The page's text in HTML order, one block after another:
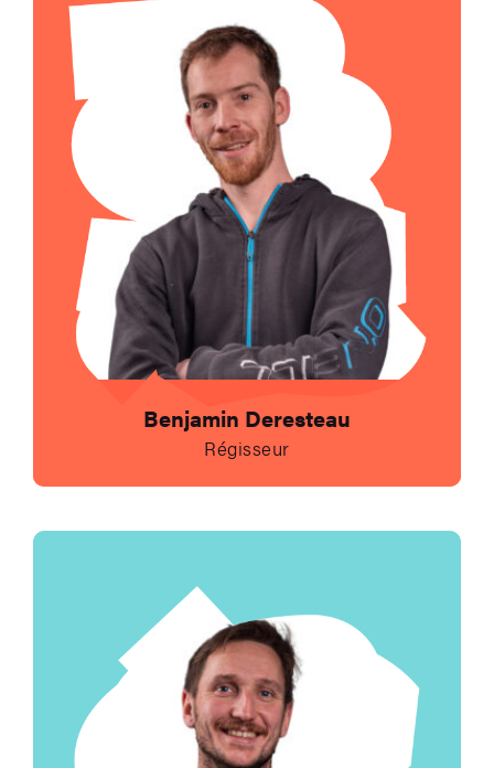
Benjamin Deresteau
Régisseur
Envoyer un e-mail